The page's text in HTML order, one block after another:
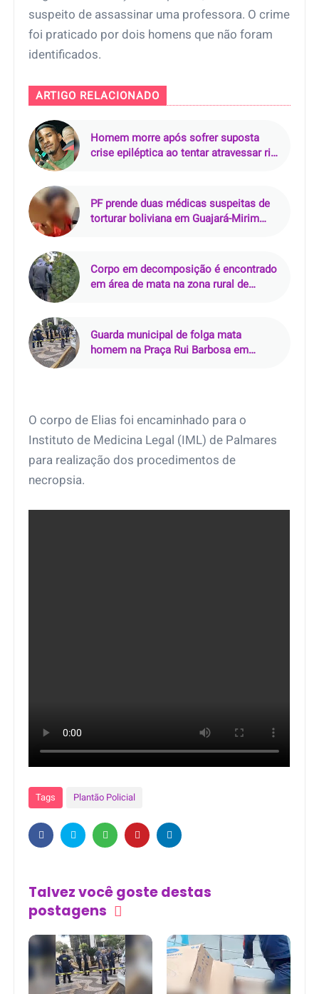
suspeito de assassinar uma professora. O crime
foi praticado por dois homens que não foram
identificados.
ARTIGO RELACIONADO
Homem morre após sofrer suposta
crise epiléptica ao tentar atravessar rio
PF prende duas médicas suspeitas de
torturar boliviana em Guajará-Mirim
Corpo em decomposição é encontrado
em área de mata na zona rural de
Guarda municipal de folga mata
homem na Praça Rui Barbosa em
O corpo de Elias foi encaminhado para o
Instituto de Medicina Legal (IML) de Palmares
para realização dos procedimentos de
necropsia.
Tags Plantão Policial
Talvez você goste destas
postagens